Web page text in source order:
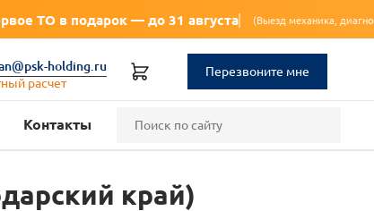
— до 31 августа (Выезд механика, диагностика, замена
holding.ru
расчет
Перезвоните мне
Контакты
край)